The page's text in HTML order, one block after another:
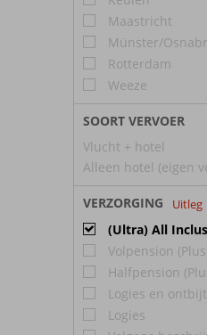
Maastricht
Münster/
Rotterdam
Weeze
SOORT VERVOER
Vlucht + hotel
Alleen hotel (eigen
VERZORGING Uitleg
(Ultra) All
Volpension
Halfpension
Logies en ontbijt
Logies